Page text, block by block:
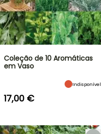
Coleção de 10 Aromáticas
em Vaso
Indisponível
17,00 €